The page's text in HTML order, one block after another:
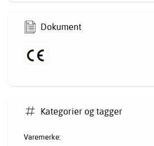
Dokument
Kategorier og tagger
Varemerke: